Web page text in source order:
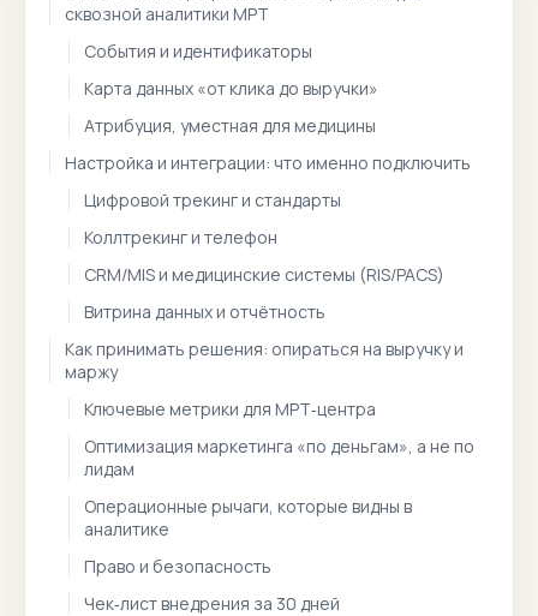
сквозной аналитики МРТ
События и идентификаторы
Карта данных «от клика до выручки»
Атрибуция, уместная для медицины
Настройка и интеграции: что именно подключить
Цифровой трекинг и стандарты
Коллтрекинг и телефон
CRM/MIS и медицинские системы (RIS/PACS)
Витрина данных и отчётность
Как принимать решения: опираться на выручку и
маржу
Ключевые метрики для МРТ‑центра
Оптимизация маркетинга «по деньгам», а не по
лидам
Операционные рычаги, которые видны в
аналитике
Право и безопасность
Чек‑лист внедрения за 30 дней